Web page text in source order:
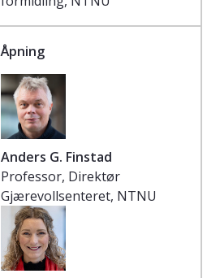
Åpning
Anders G. Finstad
Professor, Direktør
Gjærevollsenteret, NTNU